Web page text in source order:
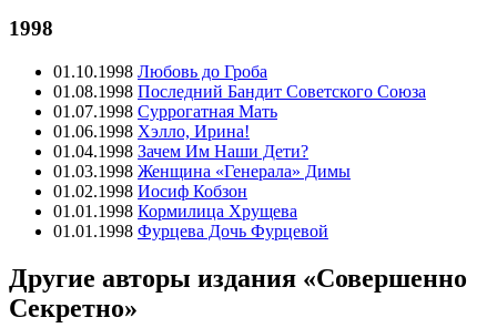
1998
01.10.1998 Любовь до Гроба
01.08.1998 Последний Бандит Советского Союза
01.07.1998 Суррогатная Мать
01.06.1998 Хэлло, Ирина!
01.04.1998 Зачем Им Наши Дети?
01.03.1998 Женщина «Генерала» Димы
01.02.1998 Иосиф Кобзон
01.01.1998 Кормилица Хрущева
01.01.1998 Фурцева Дочь Фурцевой
Другие авторы издания «Совершенно
Секретно»